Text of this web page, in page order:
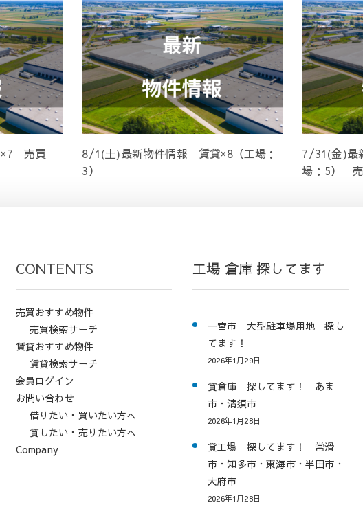
売買
8/1(土)最新物件情報 賃貸×8（工場：
3）
7/31(金)最
場：5） 売
CONTENTS
売買おすすめ物件
売買検索サーチ
賃貸おすすめ物件
賃貸検索サーチ
会員ログイン
お問い合わせ
借りたい・買いたい方へ
貸したい・売りたい方へ
Company
工場 倉庫 探してます
一宮市 大型駐車場用地 探し
てます！
2026年1月29日
貸倉庫 探してます！ あま
市・清須市
2026年1月28日
貸工場 探してます！ 常滑
市・知多市・東海市・半田市・
大府市
2026年1月28日